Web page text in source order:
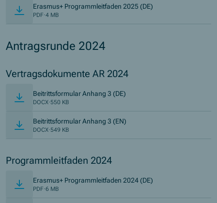
Erasmus+ Programmleitfaden 2025 (DE)
PDF·4 MB
Antragsrunde 2024
Vertragsdokumente AR 2024
Beitrittsformular Anhang 3 (DE)
DOCX·550 KB
Beitrittsformular Anhang 3 (EN)
DOCX·549 KB
Programmleitfaden 2024
Erasmus+ Programmleitfaden 2024 (DE)
PDF·6 MB